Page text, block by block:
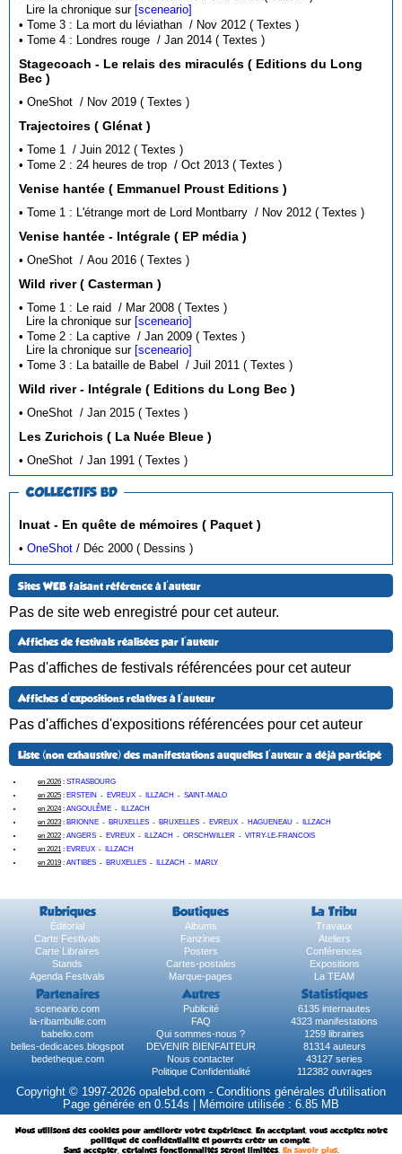
Lire la chronique sur [sceneario]
• Tome 3 : La mort du léviathan / Nov 2012 ( Textes )
• Tome 4 : Londres rouge / Jan 2014 ( Textes )
Stagecoach - Le relais des miraculés ( Editions du Long
Bec )
• OneShot / Nov 2019 ( Textes )
Trajectoires ( Glénat )
• Tome 1 / Juin 2012 ( Textes )
• Tome 2 : 24 heures de trop / Oct 2013 ( Textes )
Venise hantée ( Emmanuel Proust Editions )
• Tome 1 : L'étrange mort de Lord Montbarry / Nov 2012 ( Textes )
Venise hantée - Intégrale ( EP média )
• OneShot / Aou 2016 ( Textes )
Wild river ( Casterman )
• Tome 1 : Le raid / Mar 2008 ( Textes )
Lire la chronique sur [sceneario]
• Tome 2 : La captive / Jan 2009 ( Textes )
Lire la chronique sur [sceneario]
• Tome 3 : La bataille de Babel / Juil 2011 ( Textes )
Wild river - Intégrale ( Editions du Long Bec )
• OneShot / Jan 2015 ( Textes )
Les Zurichois ( La Nuée Bleue )
• OneShot / Jan 1991 ( Textes )
COLLECTIFS BD
Inuat - En quête de mémoires ( Paquet )
•OneShot / Déc 2000 ( Dessins )
Sites WEB faisant référence à l'auteur
Pas de site web enregistré pour cet auteur.
Affiches de festivals réalisées par l'auteur
Pas d'affiches de festivals référencées pour cet auteur
Affiches d'expositions relatives à l'auteur
Pas d'affiches d'expositions référencées pour cet auteur
Liste (non exhaustive) des manifestations auquelles l'auteur a déjà participé
en 2026 : STRASBOURG
en 2025 : ERSTEIN - EVREUX - ILLZACH - SAINT-MALO
en 2024: ANGOULÊME - ILLZACH
en 2023 : BRIONNE - BRUXELLES - BRUXELLES - EVREUX - HAGUENEAU - ILLZACH
en 2022 : ANGERS - EVREUX - ILLZACH - ORSCHWILLER - VITRY-LE-FRANCOIS
en 2021 : EVREUX - ILLZACH
en 2019 : ANTIBES - BRUXELLES - ILLZACH - MARLY
Rubriques Boutiques La Tribu
Éditorial Albums
Travaux
Carte Festivals
Fanzines
Ateliers
Carte Libraires
Posters
Conférences
Stands
Cartes-postales
Expositions
Agenda Festivals
Marque-pages La TEAM
Partenaires Autres Statistiques
sceneario.com Publicité
6135 internautes
la-ribambulle.com
FAQ
4323 manifestations
babelio.com
Qui sommes-nous ?
1259 librairies
belles-dedicaces.blogspot
DEVENIR BIENFAITEUR
81314 auteurs
bedetheque.com
Nous contacter
43127 series
Politique Confidentialité
112382 ouvrages
Copyright © 1997-2026 opalebd.com - Conditions générales d'utilisation
Page générée en 0.514s | Mémoire utilisée : 6.85 MB
Nous utilisons des cookies pour améliorer votre expérience. En acceptant, vous acceptez notre
politique de confidentialité et pourrez créer un compte.
Sans accepter, certaines fonctionnalités seront limitées. En savoir plus.